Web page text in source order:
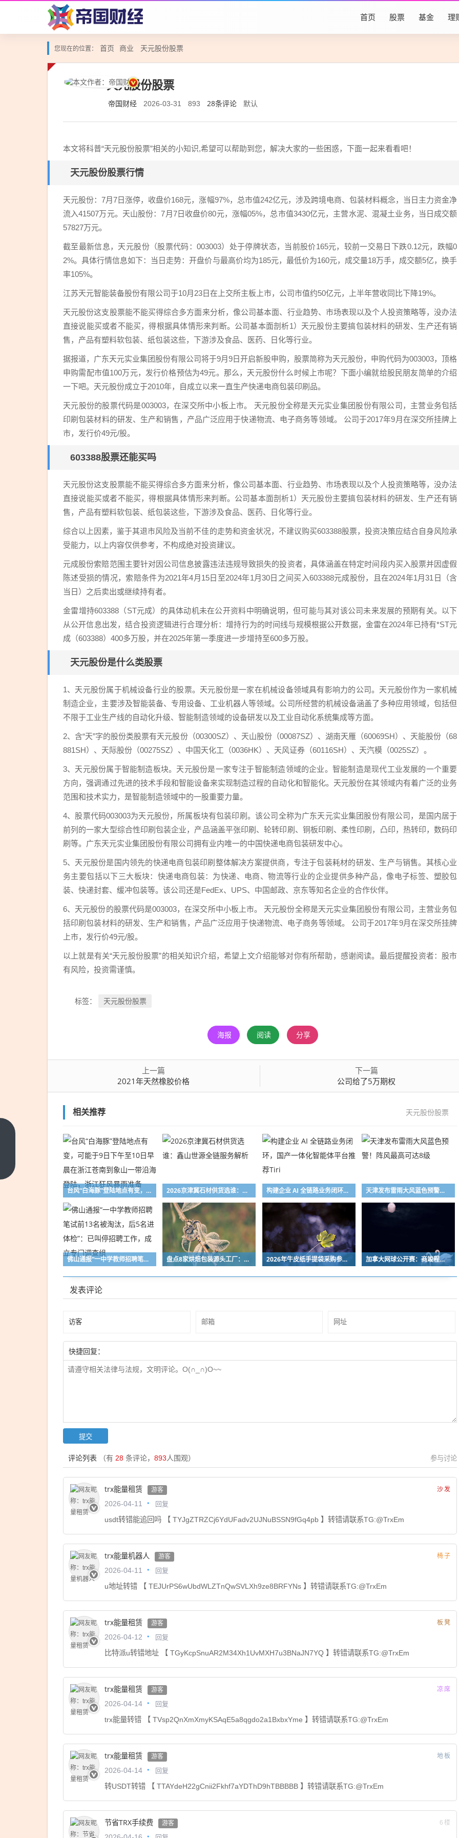
首页 股票 基金 理
您现在的位置： 首页 商业 天元股份股票
天元股份股票
帝国财经 2026-03-31 893 28条评论 默认
本文将科普“天元股份股票”相关的小知识,希望可以帮助到您，解决大家的一些困惑，下面一起来看看吧！
天元股份股票行情
天元股份：7月7日涨停，收盘价168元，涨幅97%，总市值242亿元，涉及跨境电商、包装材料概念，当日主力资金净
流入41507万元。天山股份：7月7日收盘价80元，涨幅05%，总市值3430亿元，主营水泥、混凝土业务，当日成交额
57827万元。
截至最新信息，天元股份（股票代码：003003）处于停牌状态，当前股价165元，较前一交易日下跌0.12元，跌幅0
2%。具体行情信息如下：当日走势：开盘价与最高价均为185元，最低价为160元，成交量18万手，成交额5亿，换手
率105%。
江苏天元智能装备股份有限公司于10月23日在上交所主板上市，公司市值约50亿元，上半年营收同比下降19%。
天元股份这支股票能不能买得综合多方面来分析，像公司基本面、行业趋势、市场表现以及个人投资策略等，没办法
直接说能买或者不能买，得根据具体情形来判断。公司基本面剖析1）天元股份主要搞包装材料的研发、生产还有销
售，产品有塑料软包装、纸包装这些，下游涉及食品、医药、日化等行业。
据报道，广东天元实业集团股份有限公司将于9月9日开启新股申购，股票简称为天元股份，申购代码为003003，顶格
申购需配市值100万元，发行价格预估为49元。那么，天元股份什么时候上市呢？下面小编就给股民朋友简单的介绍
一下吧。天元股份成立于2010年，自成立以来一直生产快递电商包装印刷品。
天元股份的股票代码是003003，在深交所中小板上市。 天元股份全称是天元实业集团股份有限公司，主营业务包括
印刷包装材料的研发、生产和销售，产品广泛应用于快递物流、电子商务等领域。 公司于2017年9月在深交所挂牌上
市，发行价49元/股。
603388股票还能买吗
天元股份这支股票能不能买得综合多方面来分析，像公司基本面、行业趋势、市场表现以及个人投资策略等，没办法
直接说能买或者不能买，得根据具体情形来判断。公司基本面剖析1）天元股份主要搞包装材料的研发、生产还有销
售，产品有塑料软包装、纸包装这些，下游涉及食品、医药、日化等行业。
综合以上因素，鉴于其退市风险及当前不佳的走势和资金状况，不建议购买603388股票，投资决策应结合自身风险承
受能力，以上内容仅供参考，不构成绝对投资建议。
元成股份索赔范围主要针对因公司信息披露违法违规导致损失的投资者，具体涵盖在特定时间段内买入股票并因虚假
陈述受损的情况，索赔条件为2021年4月15日至2024年1月30日之间买入603388元成股份，且在2024年1月31日（含
当日）之后卖出或继续持有者。
金雷增持603388（ST元成）的具体动机未在公开资料中明确说明，但可能与其对该公司未来发展的预期有关。以下
从公开信息出发，结合投资逻辑进行合理分析：增持行为的时间线与规模根据公开数据，金雷在2024年已持有*ST元
成（603388）400多万股，并在2025年第一季度进一步增持至600多万股。
天元股份是什么类股票
1、天元股份属于机械设备行业的股票。天元股份是一家在机械设备领域具有影响力的公司。天元股份作为一家机械
制造企业，主要涉及智能装备、专用设备、工业机器人等领域。公司所经营的机械设备涵盖了多种应用领域，包括但
不限于工业生产线的自动化升级、智能制造领域的设备研发以及工业自动化系统集成等方面。
2、含“天”字的股份类股票有天元股份（00300SZ）、天山股份（00087SZ）、湖南天雁（60069SH）、天能股份（68
881SH）、天际股份（00275SZ）、中国天化工（0036HK）、天风证券（60116SH）、天汽模（0025SZ）。
3、天元股份属于智能制造板块。天元股份是一家专注于智能制造领域的企业。智能制造是现代工业发展的一个重要
方向，强调通过先进的技术手段和智能设备来实现制造过程的自动化和智能化。天元股份在其领域内有着广泛的业务
范围和技术实力，是智能制造领域中的一股重要力量。
4、股票代码003003为天元股份，所属板块有包装印刷。该公司全称为广东天元实业集团股份有限公司，是国内居于
前列的一家大型综合性印刷包装企业，产品涵盖平张印刷、轮转印刷、铜板印刷、柔性印刷，凸印，热转印，数码印
刷等。广东天元实业集团股份有限公司拥有业内唯一的中国快递电商包装研发中心。
5、天元股份是国内领先的快递电商包装印刷整体解决方案提供商，专注于包装耗材的研发、生产与销售。其核心业
务主要包括以下三大板块：快递电商包装：为快递、电商、物流等行业的企业提供多种产品，像电子标签、塑胶包
装、快递封套、缓冲包装等。该公司还是FedEx、UPS、中国邮政、京东等知名企业的合作伙伴。
6、天元股份的股票代码是003003，在深交所中小板上市。 天元股份全称是天元实业集团股份有限公司，主营业务包
括印刷包装材料的研发、生产和销售，产品广泛应用于快递物流、电子商务等领域。 公司于2017年9月在深交所挂牌
上市，发行价49元/股。
以上就是有关“天元股份股票”的相关知识介绍，希望上文介绍能够对你有所帮助，感谢阅读。最后提醒投资者：股市
有风险，投资需谨慎。
标签： 天元股份股票
海报 阅读 分享
上一篇
2021年天然橡胶价格
下一篇
公司给了5万期权
相关推荐 天元股份股票
台风“白海豚”登陆地点有变，可能于9日下午至10日早晨在浙江苍南到象山一带沿海登陆，浙江狂风暴雨准备 2026京津冀石材供货选谁：鑫山世源全链服务解析 构建企业 AI 全链路业务闭环，国产一体化智能体平台推荐Tiri 天津发布雷雨大风蓝色预警！阵风最高可达8级
佛山通报“一中学教师招聘笔试前13名被淘汰，后5名进体检”：已叫停招聘工作，成立专门调查组 盘点8家烘焙包装源头工厂：从绿色智造到金属包装，各有看家本领 2026年牛皮纸手提袋采购参考：十家实力厂家盘点 加拿大网球公开赛：商竣程、张帅止步第三轮
发表评论
快捷回复：
评论列表 （有 28 条评论， 893人围观） 参与讨论
trx能量租赁 游客 沙发
2026-04-11 回复
usdt转错能追回吗 【 TYJgZTRZCj6YdUFadv2UJNuBSSN9fGq4pb 】转错请联系TG:@TrxEm
trx能量机器人 游客 椅子
2026-04-11 回复
u地址转错 【 TEJUrPS6wUbdWLZTnQwSVLXh9ze8BRFYNs 】转错请联系TG:@TrxEm
trx能量租赁 游客 板凳
2026-04-12 回复
比特派u转错地址 【 TGyKcpSnuAR2M34Xh1UvMXH7u3BNaJN7YQ 】转错请联系TG:@TrxEm
trx能量租赁 游客 凉席
2026-04-14 回复
trx能量转错 【 TVsp2QnXmXmyKSAqE5a8qgdo2a1BxbxYme 】转错请联系TG:@TrxEm
trx能量租赁 游客 地板
2026-04-14 回复
转USDT转错 【 TTAYdeH22gCnii2Fkhf7aYDThD9hTBBBBB 】转错请联系TG:@TrxEm
节省TRX手续费 游客 6楼